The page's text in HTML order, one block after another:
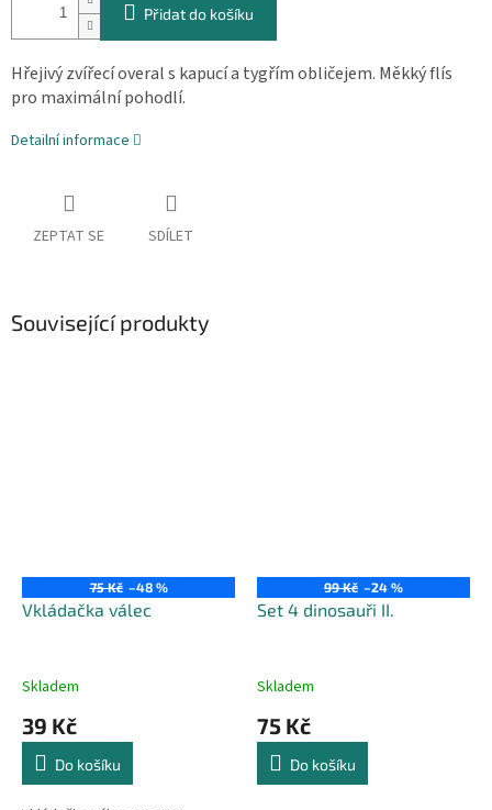
Přidat do košíku
Hřejivý zvířecí overal s kapucí a tygřím obličejem. Měkký flís
pro maximální pohodlí.
Detailní informace
ZEPTAT SE SDÍLET
Související produkty
75 Kč –48 %
Vkládačka válec
Skladem
39 Kč
Do košíku
99 Kč –24 %
Set 4 dinosauři II.
Skladem
75 Kč
Do košíku